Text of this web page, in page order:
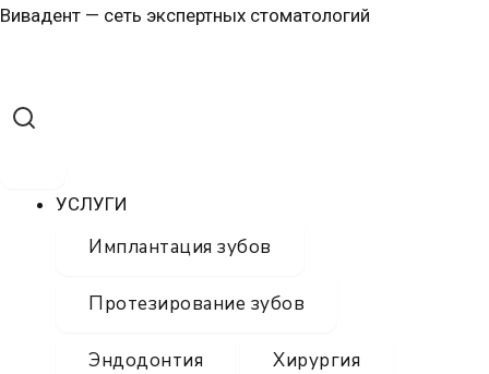
Перейти
Вивадент — сеть экспертных стоматологий
УСЛУГИ
Имплантация зубов
Протезирование зубов
Эндодонтия Хирургия
Навигация
Меню
Меню